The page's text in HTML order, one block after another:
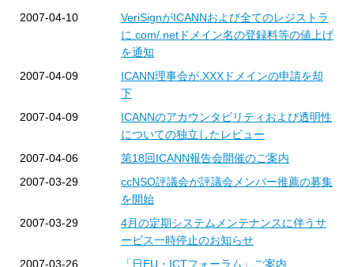
2007-04-10
VeriSignがICANNおよび全てのレジストラ
に.com/.netドメイン名の登録料等の値上げ
を通知
2007-04-09
ICANN理事会が.XXXドメインの申請を却
下
2007-04-09
ICANNのアカウンタビリティおよび透明性
についての独立したレビュー
2007-04-06
第18回ICANN報告会開催のご案内
2007-03-29
ccNSO評議会が評議会メンバー推薦の募集
を開始
2007-03-29
4月の定期システムメンテナンスに伴うサ
ービス一時停止のお知らせ
2007-03-26
「日EU・ICTフォーラム」ご案内